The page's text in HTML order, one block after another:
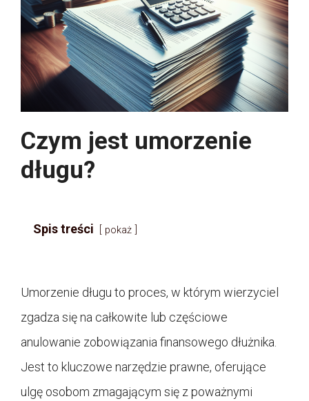
Czym jest umorzenie
długu?
Spis treści pokaż
Umorzenie długu to proces, w którym wierzyciel
zgadza się na całkowite lub częściowe
anulowanie zobowiązania finansowego dłużnika.
Jest to kluczowe narzędzie prawne, oferujące
ulgę osobom zmagającym się z poważnymi